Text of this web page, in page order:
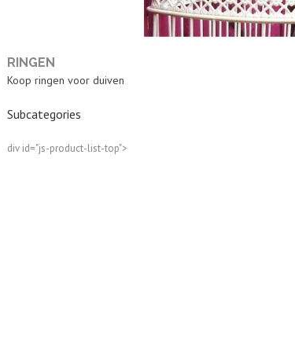
RINGEN
Koop ringen voor duiven
Subcategories
div id="js-product-list-top">